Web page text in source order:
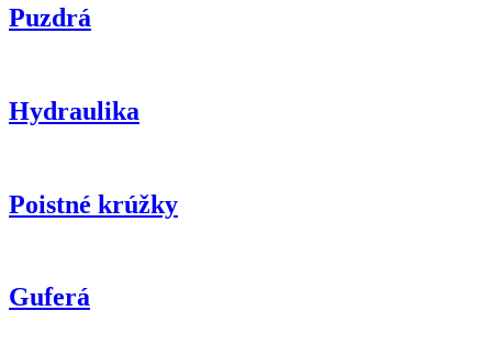
Puzdrá
Hydraulika
Poistné krúžky
Guferá